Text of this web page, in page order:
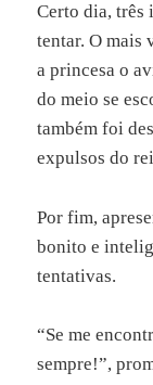
Certo dia, três
tentar. O mais
a princesa o
do meio se
também foi
expulsos do
Por fim,
bonito e
tentativas.
“Se me
sempre!”,